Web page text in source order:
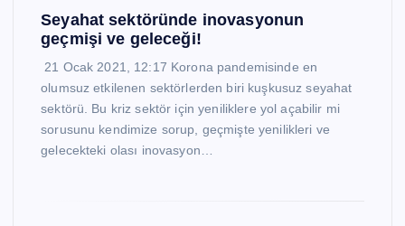
Seyahat sektöründe inovasyonun
geçmişi ve geleceği!
21 Ocak 2021, 12:17 Korona pandemisinde en
olumsuz etkilenen sektörlerden biri kuşkusuz seyahat
sektörü. Bu kriz sektör için yeniliklere yol açabilir mi
sorusunu kendimize sorup, geçmişte yenilikleri ve
gelecekteki olası inovasyon…